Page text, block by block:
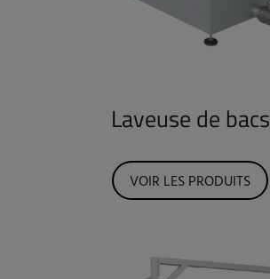
Laveuse de bacs
VOIR LES PRODUITS